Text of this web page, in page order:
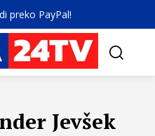
preko PayPal!
Jevšek